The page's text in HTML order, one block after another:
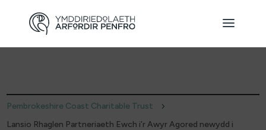
Pembrokeshire Coast Charitable Trust 5
Lansio Rhaglen Partneriaeth Ewch i’r Awyr Agored newydd i